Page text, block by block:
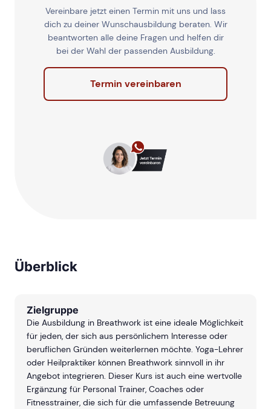
Vereinbare jetzt einen Termin mit uns und lass
dich zu deiner Wunschausbildung beraten. Wir
beantworten alle deine Fragen und helfen dir
bei der Wahl der passenden Ausbildung.
Termin vereinbaren
Überblick
Zielgruppe
Die Ausbildung in Breathwork ist eine ideale Möglichkeit
für jeden, der sich aus persönlichem Interesse oder
beruflichen Gründen weiterlernen möchte. Yoga-Lehrer
oder Heilpraktiker können Breathwork sinnvoll in ihr
Angebot integrieren. Dieser Kurs ist auch eine wertvolle
Ergänzung für Personal Trainer, Coaches oder
Fitnesstrainer, die sich für die umfassende Betreuung